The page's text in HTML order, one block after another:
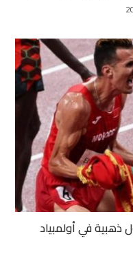
ذهبية في أولمبياد